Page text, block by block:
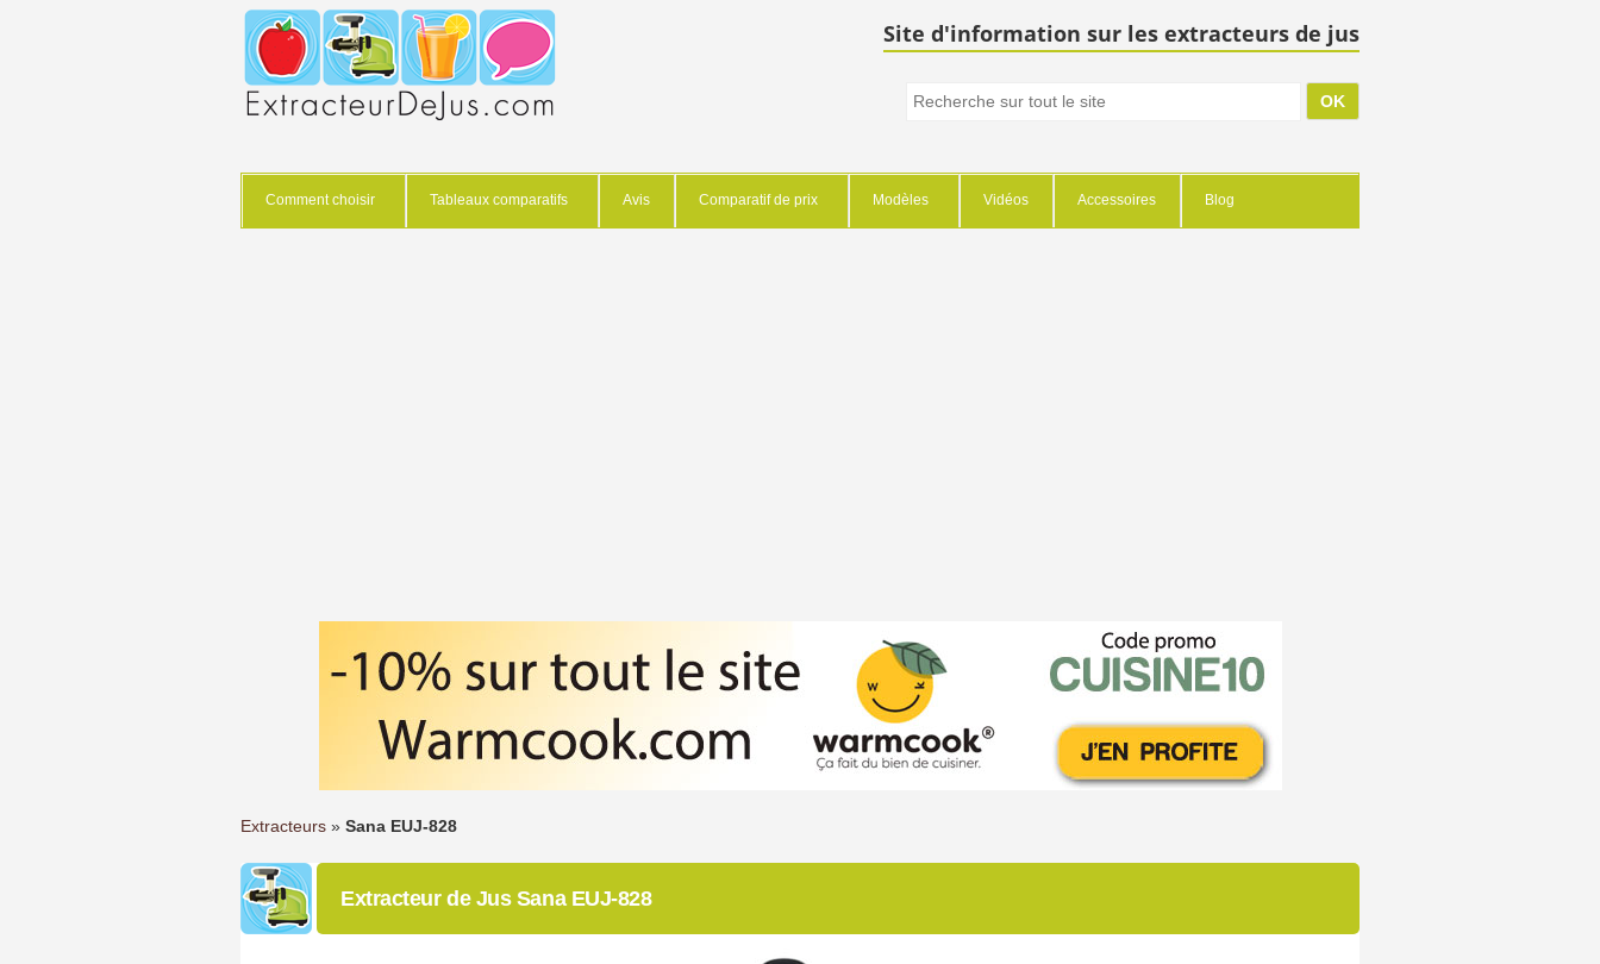
Site d'information sur les extracteurs de jus
Comment choisir Tableaux comparatifs Avis Comparatif de prix Modèles Vidéos Accessoires Blog
Extracteurs » Sana EUJ-828
Extracteur de Jus Sana EUJ-828